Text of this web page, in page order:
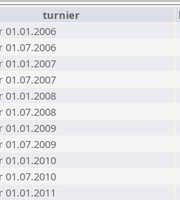
turnier
01.01.2006
01.07.2006
01.01.2007
01.07.2007
01.01.2008
01.07.2008
01.01.2009
01.07.2009
01.01.2010
01.07.2010
01.01.2011